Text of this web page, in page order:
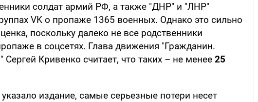
солдат армий РФ, а также "ДНР" и "ЛНР"
VK о пропаже 1365 военных. Однако это сильно
поскольку далеко не все родственники
в соцсетях. Глава движения "Гражданин.
Кривенко считает, что таких – не менее 25
издание, самые серьезные потери несет